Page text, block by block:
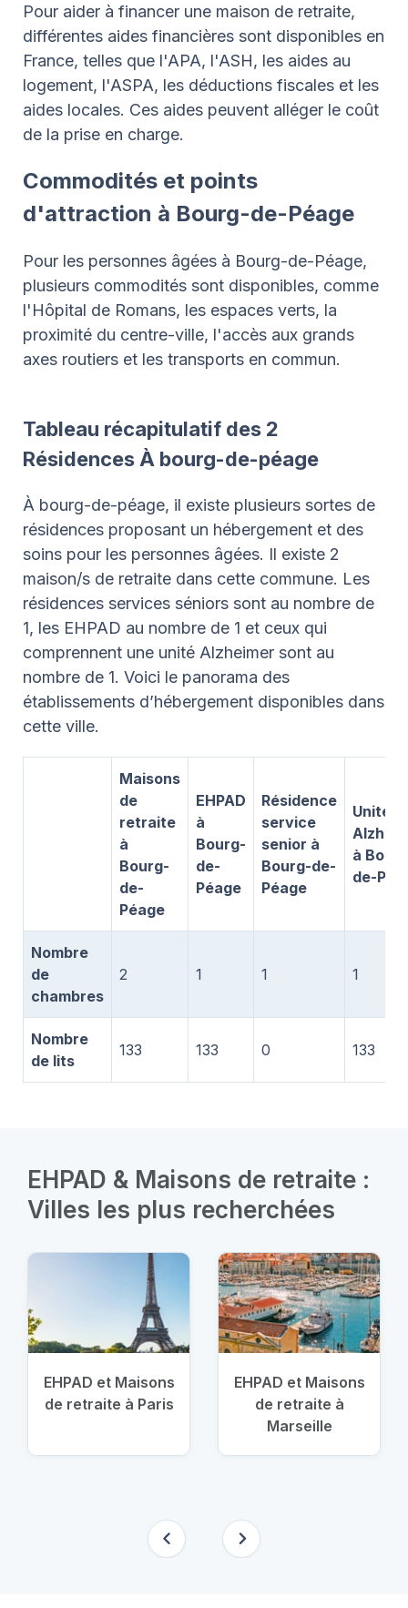
Pour aider à financer une maison de retraite,
différentes aides financières sont disponibles en
France, telles que l'APA, l'ASH, les aides au
logement, l'ASPA, les déductions fiscales et les
aides locales. Ces aides peuvent alléger le coût
de la prise en charge.
Commodités et points
d'attraction à Bourg-de-Péage
Pour les personnes âgées à Bourg-de-Péage,
plusieurs commodités sont disponibles, comme
l'Hôpital de Romans, les espaces verts, la
proximité du centre-ville, l'accès aux grands
axes routiers et les transports en commun.
Tableau récapitulatif des 2
Résidences À bourg-de-péage
À bourg-de-péage, il existe plusieurs sortes de
résidences proposant un hébergement et des
soins pour les personnes âgées. Il existe 2
maison/s de retraite dans cette commune. Les
résidences services séniors sont au nombre de
1, les EHPAD au nombre de 1 et ceux qui
comprennent une unité Alzheimer sont au
nombre de 1. Voici le panorama des
établissements d’hébergement disponibles dans
cette ville.
Maisons
de
retraite
à
Bourg-
de-
Péage
EHPAD
à
Bourg-
de-
Péage
Résidence
service
senior à
Bourg-de-
Péage
Unité
à
de-
Nombre
de
chambres
2 1 1 1
Nombre
de lits
133 133 0 133
EHPAD & Maisons de retraite :
Villes les plus recherchées
EHPAD et Maisons
de retraite à Paris
EHPAD et Maisons
de retraite à
Marseille